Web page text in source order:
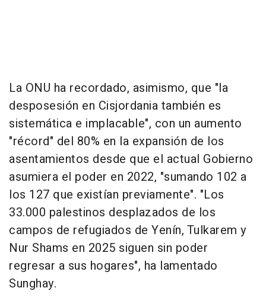
La ONU ha recordado, asimismo, que "la
desposesión en Cisjordania también es
sistemática e implacable", con un aumento
"récord" del 80% en la expansión de los
asentamientos desde que el actual Gobierno
asumiera el poder en 2022, "sumando 102 a
los 127 que existían previamente". "Los
33.000 palestinos desplazados de los
campos de refugiados de Yenín, Tulkarem y
Nur Shams en 2025 siguen sin poder
regresar a sus hogares", ha lamentado
Sunghay.